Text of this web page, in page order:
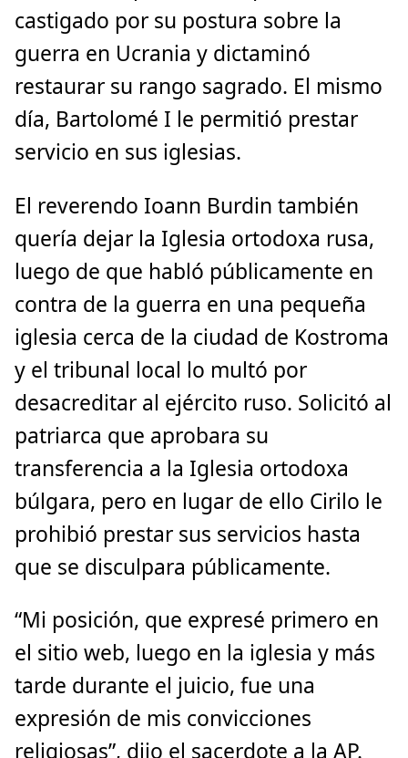
castigado por su postura sobre la
guerra en Ucrania y dictaminó
restaurar su rango sagrado. El mismo
día, Bartolomé I le permitió prestar
servicio en sus iglesias.
El reverendo Ioann Burdin también
quería dejar la Iglesia ortodoxa rusa,
luego de que habló públicamente en
contra de la guerra en una pequeña
iglesia cerca de la ciudad de Kostroma
y el tribunal local lo multó por
desacreditar al ejército ruso. Solicitó al
patriarca que aprobara su
transferencia a la Iglesia ortodoxa
búlgara, pero en lugar de ello Cirilo le
prohibió prestar sus servicios hasta
que se disculpara públicamente.
“Mi posición, que expresé primero en
el sitio web, luego en la iglesia y más
tarde durante el juicio, fue una
expresión de mis convicciones
religiosas”, dijo el sacerdote a la AP.